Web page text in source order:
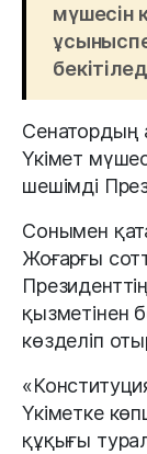
мүшесін
Сенатордың
Үкімет
шешімді
Сонымен
Жоғарғы
қызметінен
көзделіп
Үкіметке
құқығы